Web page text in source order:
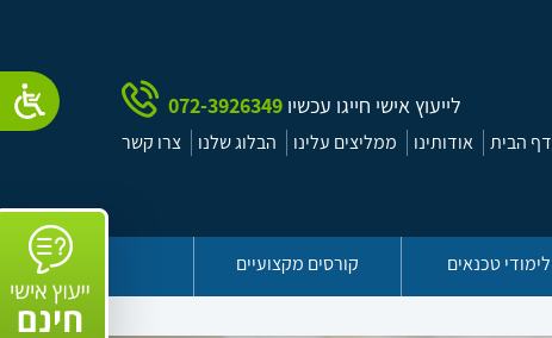
לייעוץ אישי חייגו עכשיו 072-3926349
דף הבית אודותינו ממליצים עלינו הבלוג שלנו צרו קשר
לימודי טכנאים קורסים מקצועיים